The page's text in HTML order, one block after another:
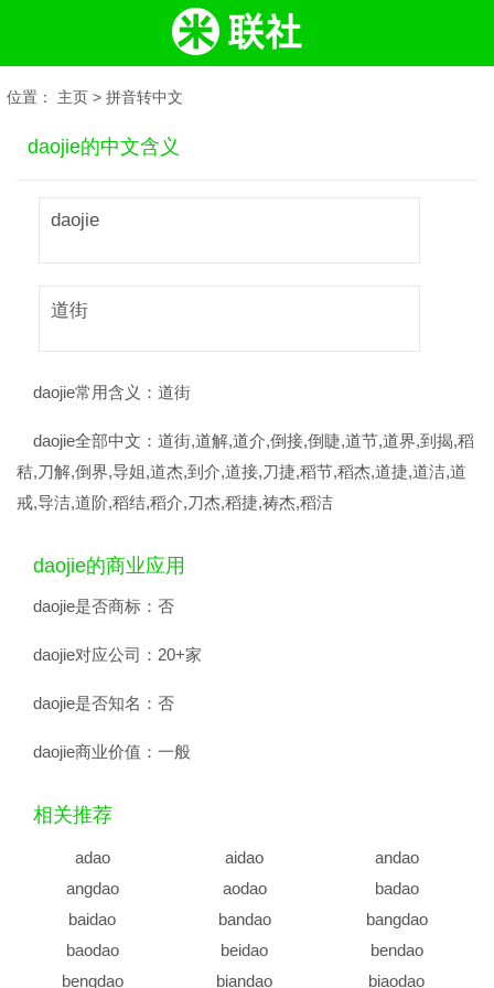
位置： 主页 > 拼音转中文
daojie的中文含义
daojie
道街
daojie常用含义： 道街
daojie全部中文： 道街,道解,道介,倒接,倒睫,道节,道界,到揭,稻
秸,刀解,倒界,导姐,道杰,到介,道接,刀捷,稻节,稻杰,道捷,道洁,道
戒,导洁,道阶,稻结,稻介,刀杰,稻捷,祷杰,稻洁
daojie的商业应用
daojie是否商标： 否
daojie对应公司： 20+家
daojie是否知名： 否
daojie商业价值： 一般
相关推荐
adao aidao
andao
angdao
aodao
badao
baidao
bandao
bangdao
baodao
beidao
bendao
bengdao
biandao biaodao